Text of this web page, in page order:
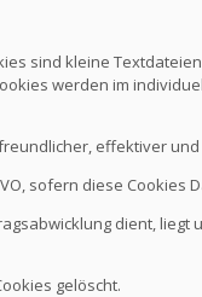
sind kleine
werden im
effektiver
sofern diese
dient,
gelöscht.